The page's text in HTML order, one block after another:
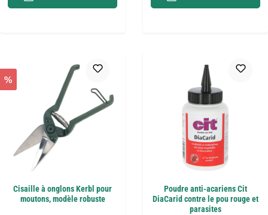
%
Cisaille à onglons Kerbl pour
moutons, modèle robuste
Poudre anti-acariens Cit
DiaCarid contre le pou rouge et
parasites